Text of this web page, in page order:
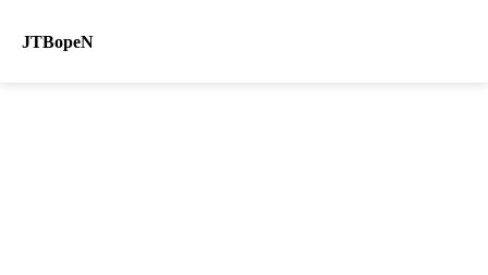
JTBopeN